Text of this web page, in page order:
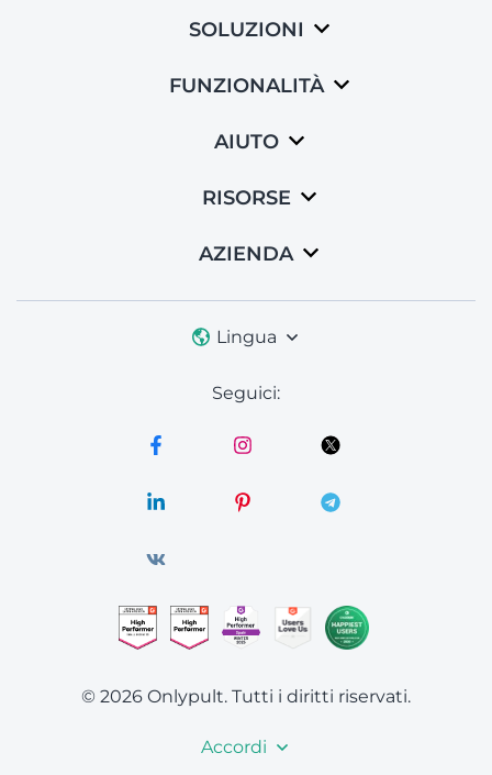
SOLUZIONI
FUNZIONALITÀ
AIUTO
RISORSE
AZIENDA
Lingua
Seguici:
© 2026 Onlypult. Tutti i diritti riservati.
Accordi